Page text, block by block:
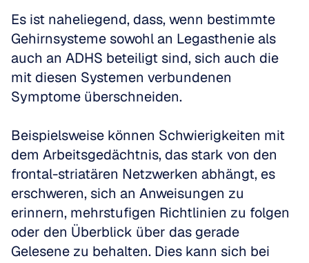
Es ist naheliegend, dass, wenn bestimmte
Gehirnsysteme sowohl an Legasthenie als
auch an ADHS beteiligt sind, sich auch die
mit diesen Systemen verbundenen
Symptome überschneiden.
Beispielsweise können Schwierigkeiten mit
dem Arbeitsgedächtnis, das stark von den
frontal-striatären Netzwerken abhängt, es
erschweren, sich an Anweisungen zu
erinnern, mehrstufigen Richtlinien zu folgen
oder den Überblick über das gerade
Gelesene zu behalten. Dies kann sich bei